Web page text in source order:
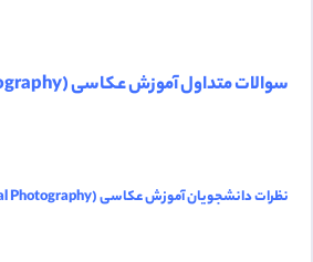
سوالات متداول آموزش عکاسی (Digital Photography)
نظرات دانشجویان آموزش عکاسی (Digital Photography)